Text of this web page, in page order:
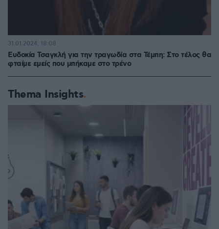
Ευδοκία Τσαγκλή για την τραγωδία στα Τέμπη: Στο τέλος θα
φταίμε εμείς που μπήκαμε στο τρένο
31.01.2024, 18:08
Thema Insights